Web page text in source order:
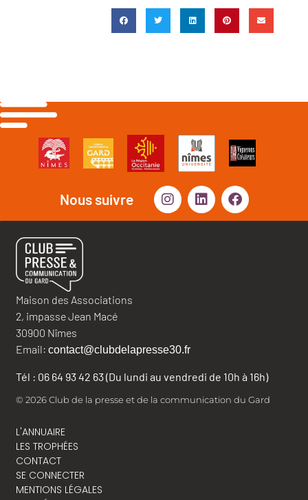
Nous suivre
Maison des Associations
2, impasse Jean Macé
30900 Nîmes
Email: contact@clubdelapresse30.fr
Tél : 06 64 93 42 63 (Du lundi au vendredi de 10h à 16h)
© 2026 Club de la presse et de la communication du Gard
L'ANNUAIRE
LES TROPHÉES
CONTACT
SE CONNECTER
MENTIONS LÉGALES